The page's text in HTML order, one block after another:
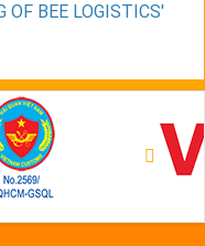
OF BEE LOGISTICS'